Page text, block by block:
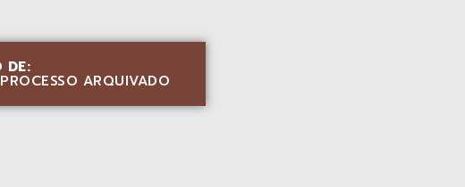
DE:
ARQUIVADO